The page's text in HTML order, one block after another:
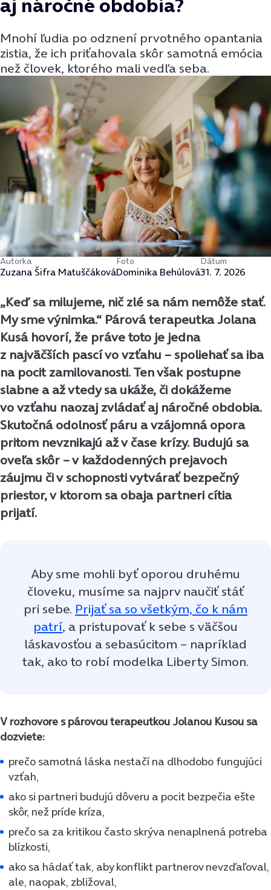
Mnohí ľudia po odznení prvotného opantania
zistia, že ich priťahovala skôr samotná emócia
než človek, ktorého mali vedľa seba.
Autorka
Zuzana Šifra Matuščáková
Foto
Dominika Behúlová
Dátum
31. 7. 2026
„Keď sa milujeme, nič zlé sa nám nemôže stať.
My sme výnimka.“ Párová terapeutka Jolana
Kusá hovorí, že práve toto je jedna
z najväčších pascí vo vzťahu – spoliehať sa iba
na pocit zamilovanosti. Ten však postupne
slabne a až vtedy sa ukáže, či dokážeme
vo vzťahu naozaj zvládať aj náročné obdobia.
Skutočná odolnosť páru a vzájomná opora
pritom nevznikajú až v čase krízy. Budujú sa
oveľa skôr – v každodenných prejavoch
záujmu či v schopnosti vytvárať bezpečný
priestor, v ktorom sa obaja partneri cítia
prijatí.
Aby sme mohli byť oporou druhému
človeku, musíme sa najprv naučiť stáť
pri sebe. Prijať sa so všetkým, čo k nám
patrí, a pristupovať k sebe s väčšou
láskavosťou a sebasúcitom – napríklad
tak, ako to robí modelka Liberty Simon.
V rozhovore s párovou terapeutkou Jolanou Kusou sa
dozviete:
prečo samotná láska nestačí na dlhodobo fungujúci
vzťah,
ako si partneri budujú dôveru a pocit bezpečia ešte
skôr, než príde kríza,
prečo sa za kritikou často skrýva nenaplnená potreba
blízkosti,
ako sa hádať tak, aby konflikt partnerov nevzďaľoval,
ale, naopak, zbližoval,